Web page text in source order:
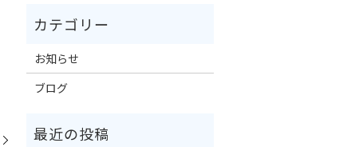
お知らせ
ブログ